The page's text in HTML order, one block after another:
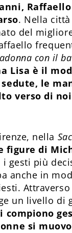
. Nella
del
con il
Lisa è il
le
verso di noi
nella
figure di
gesti più
anche in
Attraverso
un livello di
compiono
si